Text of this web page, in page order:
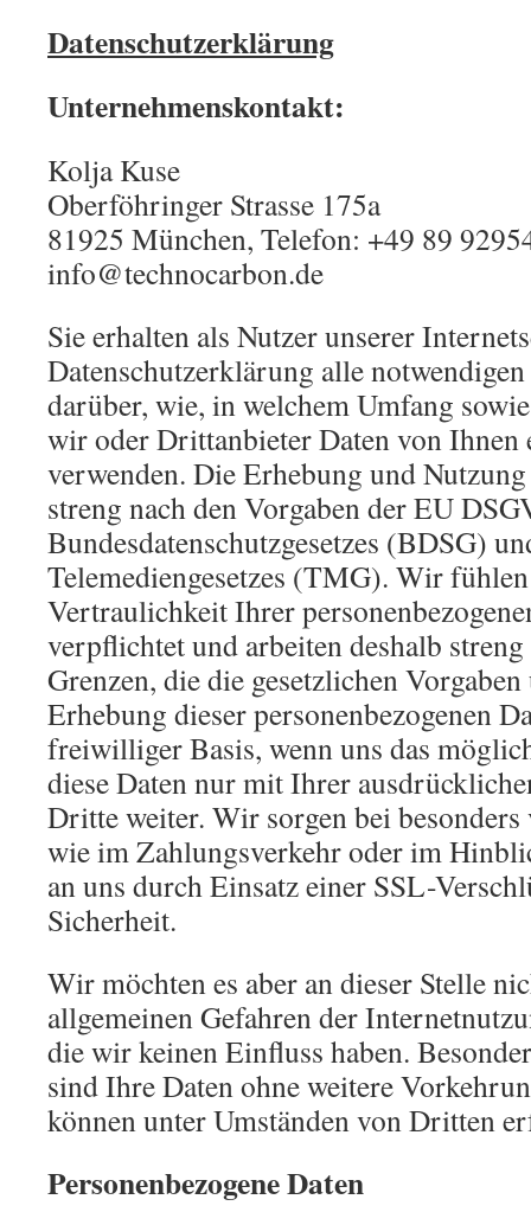
Datenschutzerklärung
Unternehmenskontakt:
Kolja Kuse
Oberföhringer Strasse 175a
81925 München, Telefon: +49 89
info@technocarbon.de
Sie erhalten als Nutzer unserer
Datenschutzerklärung alle
darüber, wie, in welchem Umfang
wir oder Drittanbieter Daten von Ihnen
verwenden. Die Erhebung und
streng nach den Vorgaben der EU
Bundesdatenschutzgesetzes (BDSG)
Telemediengesetzes (TMG). Wir
Vertraulichkeit Ihrer
verpflichtet und arbeiten deshalb
Grenzen, die die gesetzlichen
Erhebung dieser personenbezogenen
freiwilliger Basis, wenn uns das
diese Daten nur mit Ihrer
Dritte weiter. Wir sorgen bei
wie im Zahlungsverkehr oder im
an uns durch Einsatz einer SSL-
Sicherheit.
Wir möchten es aber an dieser Stelle
allgemeinen Gefahren der
die wir keinen Einfluss haben.
sind Ihre Daten ohne weitere
können unter Umständen von Dritten
Personenbezogene Daten